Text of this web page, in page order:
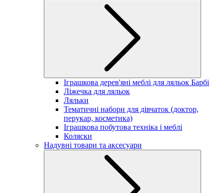
Іграшкова дерев'яні меблі для ляльок Барбі
Ліжечка для ляльок
Ляльки
Тематичні набори для дівчаток (доктор,
перукар, косметика)
Іграшкова побутова техніка і меблі
Коляски
Надувні товари та аксесуари